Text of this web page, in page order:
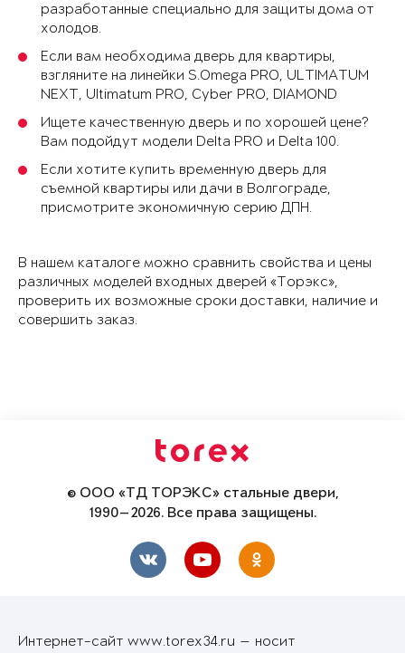
разработанные специально для защиты дома от
холодов.
Если вам необходима дверь для квартиры,
взгляните на линейки S.Omega PRO, ULTIMATUM
NEXT, Ultimatum PRO, Cyber PRO, DIAMOND
Ищете качественную дверь и по хорошей цене?
Вам подойдут модели Delta PRO и Delta 100.
Если хотите купить временную дверь для
съемной квартиры или дачи в Волгограде,
присмотрите экономичную серию ДПН.
В нашем каталоге можно сравнить свойства и цены
различных моделей входных дверей «Торэкс»,
проверить их возможные сроки доставки, наличие и
совершить заказ.
© ООО «ТД ТОРЭКС» стальные двери,
1990—2026. Все права защищены.
Интернет-сайт www.torex34.ru — носит